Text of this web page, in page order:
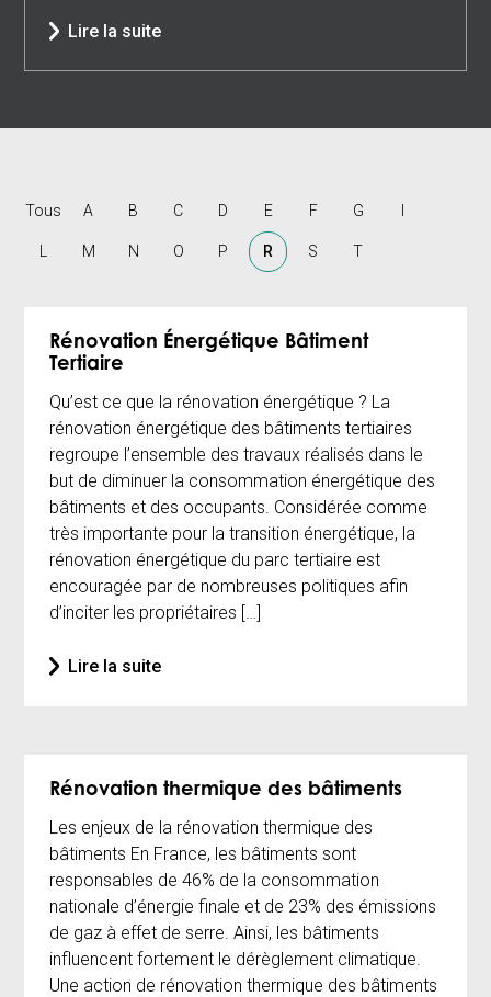
Lire la suite
Tous A B C D E F G
M N O P R S T
Rénovation Énergétique Bâtiment
Tertiaire
Qu’est ce que la rénovation énergétique ? La
rénovation énergétique des bâtiments tertiaires
regroupe l’ensemble des travaux réalisés dans le
but de diminuer la consommation énergétique des
bâtiments et des occupants. Considérée comme
très importante pour la transition énergétique, la
rénovation énergétique du parc tertiaire est
encouragée par de nombreuses politiques afin
d’inciter les propriétaires […]
Lire la suite
Rénovation thermique des bâtiments
Les enjeux de la rénovation thermique des
bâtiments En France, les bâtiments sont
responsables de 46% de la consommation
nationale d’énergie finale et de 23% des émissions
de gaz à effet de serre. Ainsi, les bâtiments
influencent fortement le dérèglement climatique.
Une action de rénovation thermique des bâtiments